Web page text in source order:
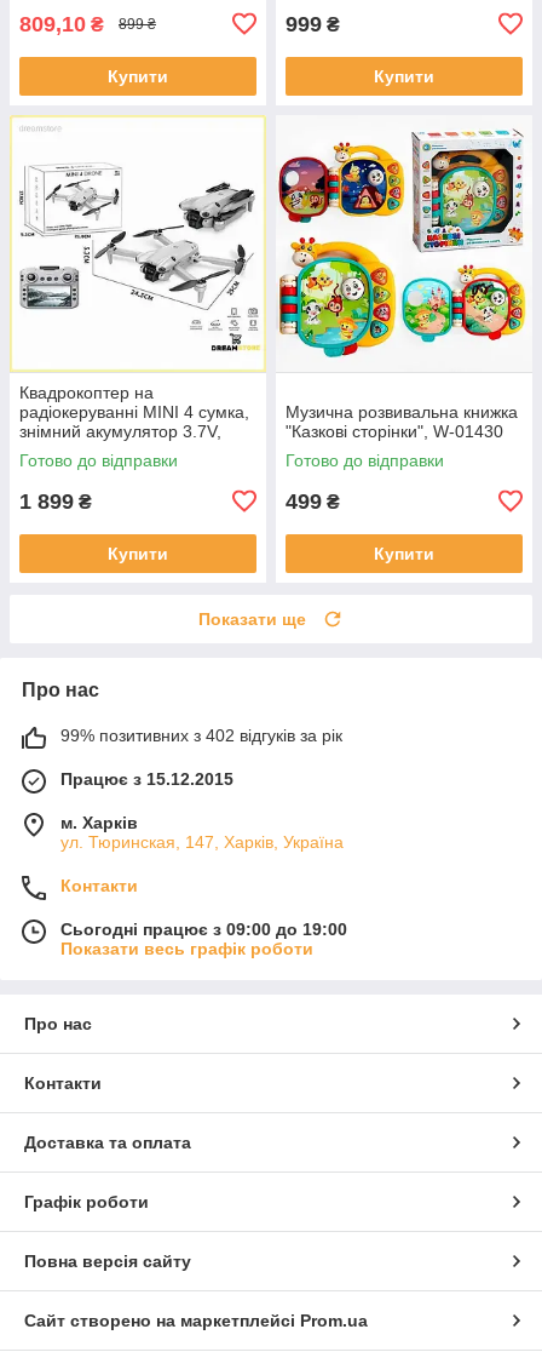
809,10 ₴ 899 ₴
Купити
999 ₴
Купити
Квадрокоптер на
радіокеруванні MINI 4 сумка,
знімний акумулятор 3.7V,
пульт 2.4 GHz з екраном,
USB, headless, Wi-Fi
Готово до відправки
1 899 ₴
Купити
Музична розвивальна книжка
"Казкові сторінки", W-01430
Готово до відправки
499 ₴
Купити
Показати ще
Про нас
99% позитивних з 402 відгуків за рік
Працює з 15.12.2015
м. Харків
ул. Тюринская, 147, Харків, Україна
Контакти
Сьогодні працює з 09:00 до 19:00
Показати весь графік роботи
Про нас
Контакти
Доставка та оплата
Графік роботи
Повна версія сайту
Сайт створено на маркетплейсі Prom.ua